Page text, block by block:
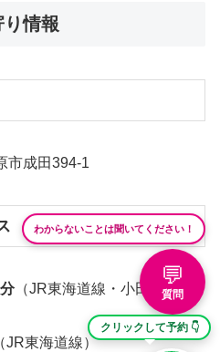
情報
市成田394-1
（JR東海道線・小田急線・
JR東海道線）
わからないことは聞いてください！
💬
質問
クリックして予約 👇